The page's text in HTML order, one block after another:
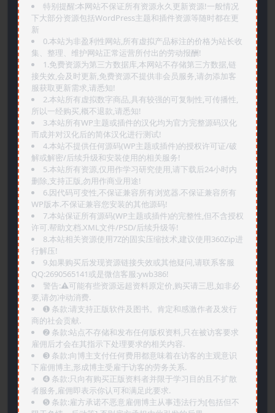
特别提醒:本网站不保证所有资源永久更新资源!一般情况
下大部分资源包括WordPress主题和插件资源等随时都在更
新
0.本站为非盈利性网站,所有虚拟产品标注的价格为站长收
集、整理、维护网站正常运营所付出的劳动报酬!
1.免费资源为第三方数据库,本网站不存储第三方数据,链
接失效,会及时更新,免费资源不提供非会员服务,请勿添加客
服获取更新需求,请悉知!
2.本站所有虚拟数字商品,具有较强的可复制性,可传播性,
所以一经购买,概不退款,请悉知!
3.本站所有WP主题或插件的汉化均为官方完整源码汉化
而成并对汉化后的简体汉化进行测试!
4.本站不提供任何源码(WP主题或插件)的授权许可证/破
解或解密/后续升级和安装使用的相关服务!
5.本站所有资源,仅用作学习研究使用,请下载后24小时内
删除,支持正版,勿用作商业用途!
6.因代码可变性,不保证兼容所有浏览器.不保证兼容所有
WP版本.不保证兼容您安装的其他源码!
7.本站保证所有源码(WP主题或插件)的完整性,但不含授权
许可.帮助文档.XML文件/PSD/后续升级等!
8.本站相关资源使用7Z的固实压缩技术,建议使用360Zip进
行解压!
9.如果购买后发现资源链接失效或其他疑问,请联系客服
QQ:2690565141或是微信客服:ywb386!
警告:⚠️可能有些资源远超资料原定价,购买请三思,如非必
要,请勿冲动消费.
➊️ 条款:请支持正版软件及图书。肯定和感激作者及发行
商的社会贡献.
➋️ 条款:站点不存储和发布任何版权资料,只在被访客要求
雇佣后才会在其指示下处理要求的相关内容.
➌️ 条款:向博主支付任何费用都意味着在访客的主观意识
下雇佣博主,形成博主受雇于访客的劳务关系.
➍️ 条款:只向有购买正版资料者并限于学习目的且不扩散
者服务,雇佣即表示你认可和满足此要求.
➎ 条款:雇方承诺不恶意雇佣博主从事违法行为[包括但不